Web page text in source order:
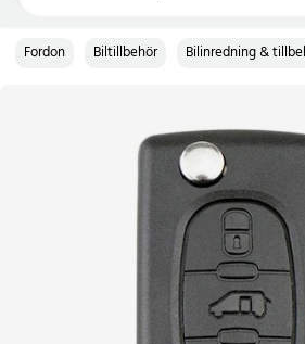
Fordon Biltillbehör Bilinredning &